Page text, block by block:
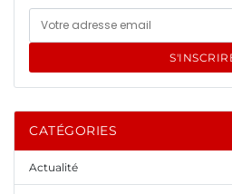
CATÉGORIES
Actualité